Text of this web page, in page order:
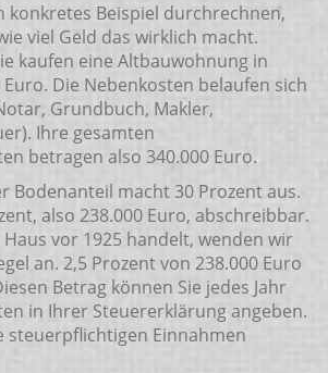
konkretes Beispiel durchrechnen,
viel Geld das wirklich macht.
kaufen eine Altbauwohnung in
Die Nebenkosten belaufen sich
Grundbuch, Makler,
Ihre gesamten
betragen also 340.000 Euro.
Bodenanteil macht 30 Prozent aus.
also 238.000 Euro, abschreibbar.
vor 1925 handelt, wenden wir
an. 2,5 Prozent von 238.000 Euro
Betrag können Sie jedes Jahr
in Ihrer Steuererklärung angeben.
steuerpflichtigen Einnahmen